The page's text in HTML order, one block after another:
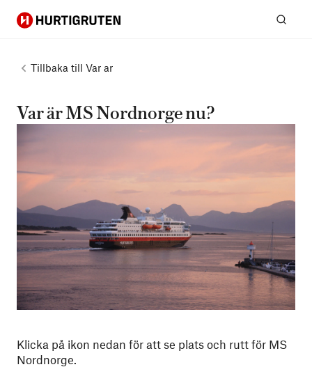
Hurtigruten
Tillbaka till Var ar
Var är MS Nordnorge nu?
Klicka på ikon nedan för att se plats och rutt för MS
Nordnorge.